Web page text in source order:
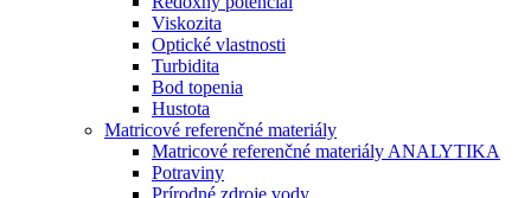
Viskozita
Optické vlastnosti
Turbidita
Bod topenia
Hustota
Matricové referenčné materiály
Matricové referenčné materiály ANALYTIKA
Potraviny
Prírodné zdroje vody